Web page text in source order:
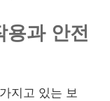
용과 안전
지고 있는 보